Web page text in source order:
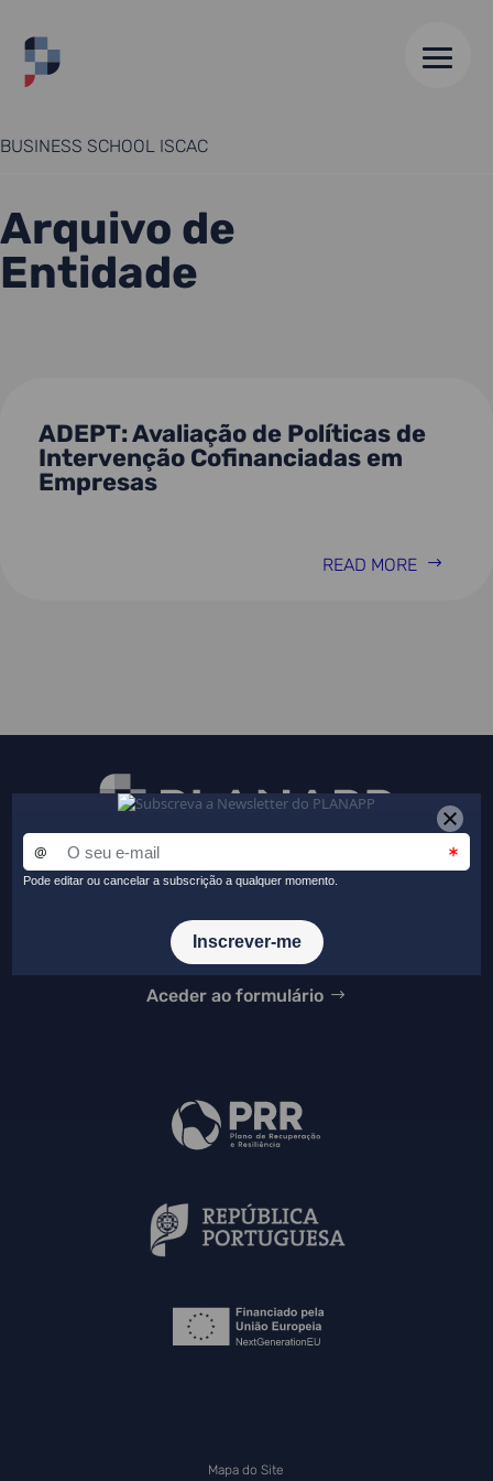
HOME
BUSINESS SCHOOL ISCAC
Arquivo de
Entidade
ADEPT: Avaliação de Políticas de
Intervenção Cofinanciadas em
Empresas
READ MORE
Receba a nossa newsletter
Fique a par das principais novidades do PLANAPP
Aceder ao formulário
Mapa do Site